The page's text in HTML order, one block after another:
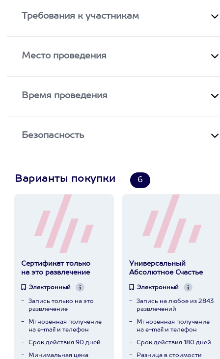
Требования к участникам
Место проведения
Время проведения
Безопасность
Варианты покупки 6
Сертификат только
на это развлечение
Электронный
Запись только на это
развлечение
Мгновенная получение
на e-mail и телефон
Срок действия 90 дней
Минимальная цена
Универсальный
Абсолютное Счастье
Электронный
Запись на любое из 2843
развлечений
Мгновенная получение
на e-mail и телефон
Срок действия 180 дней
Разница в стоимости